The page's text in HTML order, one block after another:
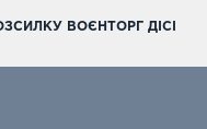
ВОЄНТОРГ ДІСІ